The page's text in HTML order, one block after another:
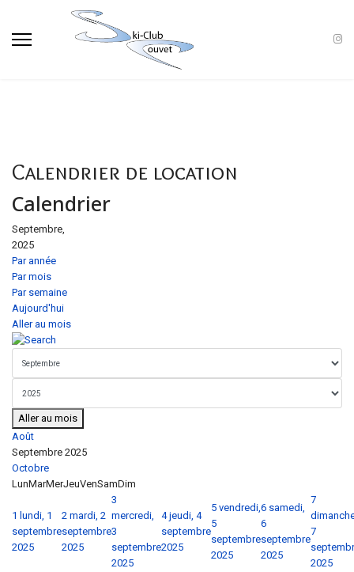
Calendrier de location
Calendrier
Septembre,
2025
Par année
Par mois
Par semaine
Aujourd'hui
Aller au mois
Aller au mois
Août
Septembre 2025
Octobre
LunMarMerJeuVenSamDim
1 lundi, 1
septembre
2025
2 mardi, 2
septembre
2025
3
mercredi,
3
septembre
2025
4 jeudi, 4
septembre
2025
5 vendredi,
5
septembre
2025
6 samedi,
6
septembre
2025
7
7
2025